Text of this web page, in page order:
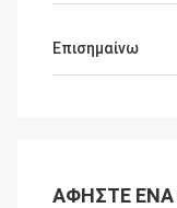
Επαγγελματική και
διαταγή στάλη
Επισημαίνω
ΑΦΉΣΤΕ